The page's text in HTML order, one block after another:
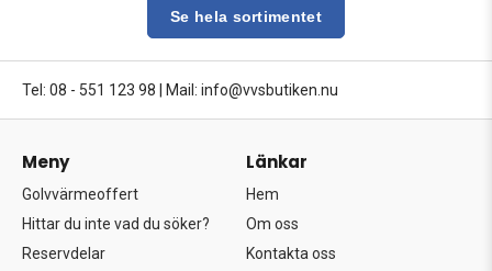
Se hela sortimentet
Tel: 08 - 551 123 98 Mail: info@vvsbutiken.nu
Meny
Golvvärmeoffert
Hittar du inte vad du söker?
Reservdelar
Länkar
Hem
Om oss
Kontakta oss